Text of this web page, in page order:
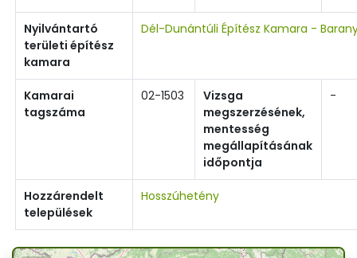
Nyilvántartó
területi építész
kamara
Dél-Dunántúli Építész Kamara -
Kamarai
tagszáma
02-1503
Vizsga
megszerzésének,
mentesség
megállapításának
időpontja
-
Hozzárendelt
települések
Hosszúhetény